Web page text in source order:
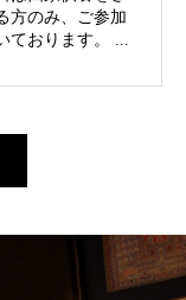
方のみ、ご参加
ております。 ...